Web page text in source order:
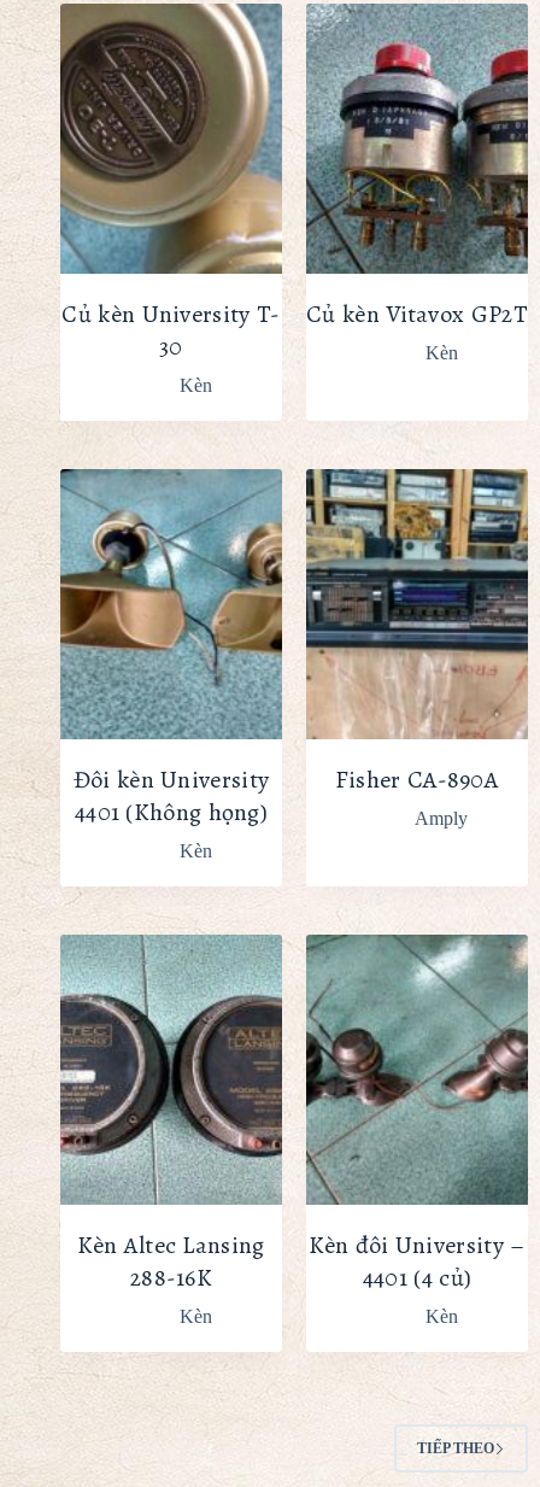
Củ kèn University T-
30
Kèn
Củ kèn Vitavox GP2T
Kèn
Đôi kèn University
4401 (Không họng)
Kèn
Fisher CA-890A
Amply
Kèn Altec Lansing
288-16K
Kèn
Kèn đôi University –
4401 (4 củ)
Kèn
TIẾP THEO